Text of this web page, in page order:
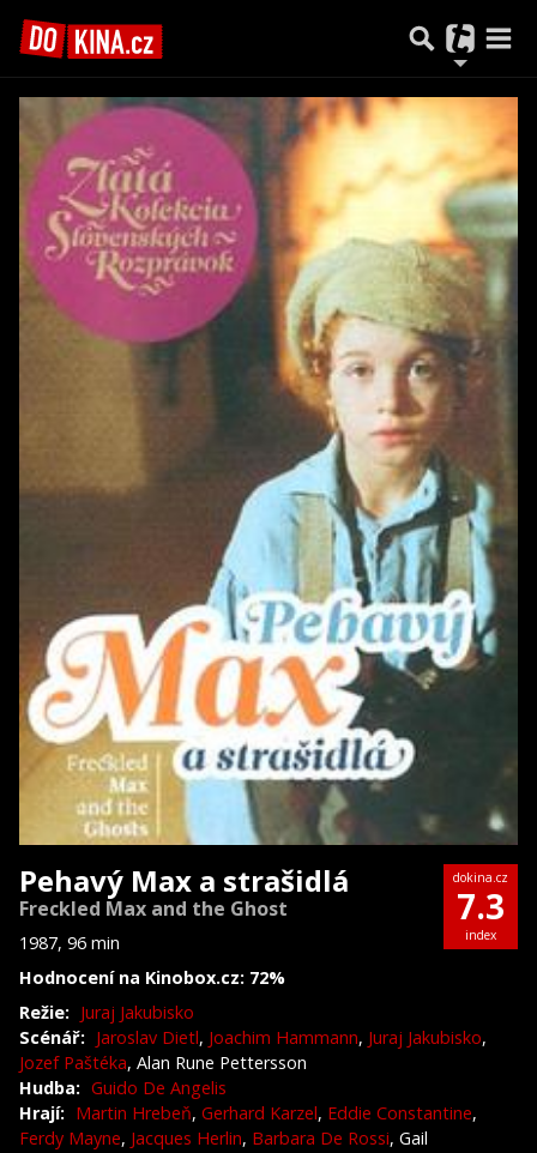
Pehavý Max a strašidlá
Freckled Max and the Ghost
1987, 96 min
Hodnocení na Kinobox.cz: 72%
dokina.cz
7.3
index
Režie: Juraj Jakubisko
Scénář: Jaroslav Dietl, Joachim Hammann, Juraj Jakubisko,
Jozef Paštéka, Alan Rune Pettersson
Hudba: Guido De Angelis
Hrají: Martin Hrebeň, Gerhard Karzel, Eddie Constantine,
Ferdy Mayne, Jacques Herlin, Barbara De Rossi, Gail